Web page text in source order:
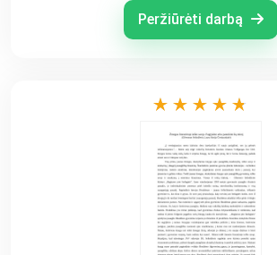
Peržiūrėti darbą